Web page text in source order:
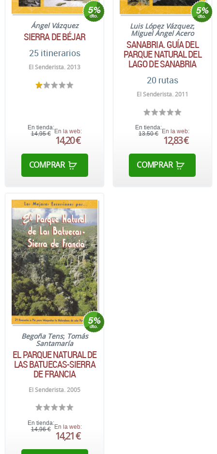
Ángel Vázquez
SIERRA DE BÉJAR
25 itinerarios
El Senderista. 2013
En tienda:
14,95 € En la web:
14,20 €
COMPRAR
Luis López Vázquez;
Miguel Ángel Acero
SANABRIA. GUÍA DEL
PARQUE NATURAL DEL
LAGO DE SANABRIA
20 rutas
El Senderista. 2011
En tienda:
13,50 €
En la web:
12,83 €
COMPRAR
Begoña Tens; Tomás
Santamaría
EL PARQUE NATURAL DE
LAS BATUECAS-SIERRA
DE FRANCIA
El Senderista. 2005
En tienda:
14,96 € En la web:
14,21 €